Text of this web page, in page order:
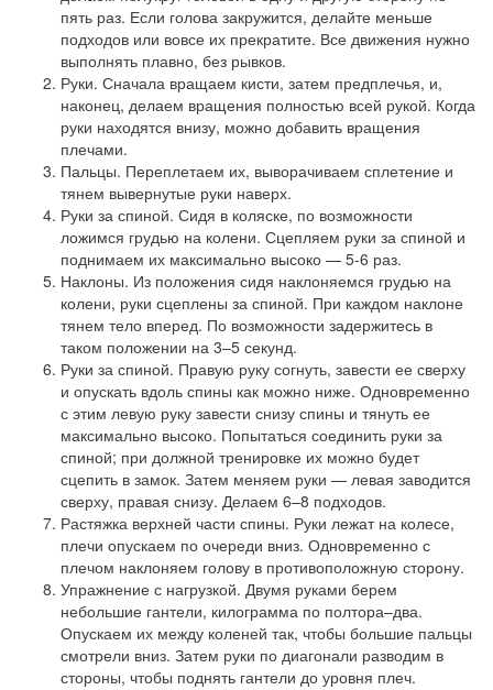
пять раз. Если голова закружится, делайте меньше
подходов или вовсе их прекратите. Все движения нужно
выполнять плавно, без рывков.
Руки. Сначала вращаем кисти, затем предплечья, и,
наконец, делаем вращения полностью всей рукой. Когда
руки находятся внизу, можно добавить вращения
плечами.
Пальцы. Переплетаем их, выворачиваем сплетение и
тянем вывернутые руки наверх.
Руки за спиной. Сидя в коляске, по возможности
ложимся грудью на колени. Сцепляем руки за спиной и
поднимаем их максимально высоко — 5-6 раз.
Наклоны. Из положения сидя наклоняемся грудью на
колени, руки сцеплены за спиной. При каждом наклоне
тянем тело вперед. По возможности задержитесь в
таком положении на 3–5 секунд.
Руки за спиной. Правую руку согнуть, завести ее сверху
и опускать вдоль спины как можно ниже. Одновременно
с этим левую руку завести снизу спины и тянуть ее
максимально высоко. Попытаться соединить руки за
спиной; при должной тренировке их можно будет
сцепить в замок. Затем меняем руки — левая заводится
сверху, правая снизу. Делаем 6–8 подходов.
Растяжка верхней части спины. Руки лежат на колесе,
плечи опускаем по очереди вниз. Одновременно с
плечом наклоняем голову в противоположную сторону.
Упражнение с нагрузкой. Двумя руками берем
небольшие гантели, килограмма по полтора–два.
Опускаем их между коленей так, чтобы большие пальцы
смотрели вниз. Затем руки по диагонали разводим в
стороны, чтобы поднять гантели до уровня плеч.